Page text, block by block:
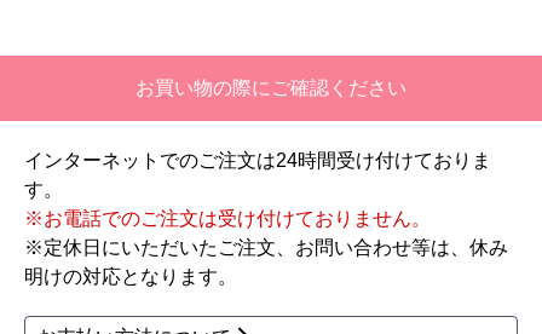
お買い物の際にご確認ください
インターネットでのご注文は24時間受け付けておりま
す。
※お電話でのご注文は受け付けておりません。
※定休日にいただいたご注文、お問い合わせ等は、休み
明けの対応となります。